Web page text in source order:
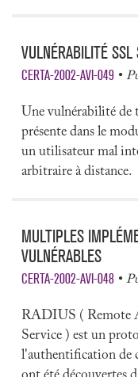
VULNÉRABILITÉ SSL
CERTA-2002-AVI-049
Une vulnérabilité de
présente dans le
un utilisateur mal
arbitraire à distance.
MULTIPLES
VULNÉRABLES
CERTA-2002-AVI-048
RADIUS ( Remote
Service ) est un
l'authentification de